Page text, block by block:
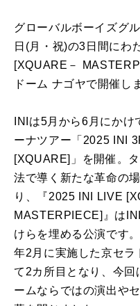
グローバルボーイズグ
日(月・祝)の3日間にわ
[XQUARE－
ドーム ナゴヤで開催し
INIは5月から6月にか
ーナツアー「2025 INI
[XQUARE]」を開催。
法で導く新たな革命の
り、『2025 INI LIVE
MASTERPIECE]』は
けらを埋める公演です
年2月に実施した京セ
て2カ所目となり、今
ームならではの演出や